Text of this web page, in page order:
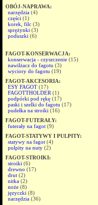
OBÓJ-NAPRAWA:
narzędzia (4)
części (1)
korek, filc (3)
sprężynki (3)
poduszki (6)
FAGOT-KONSERWACJA:
konserwacja - czyszczenie (15)
nawilżacz do fagotu (3)
wyciory do fagotu (19)
FAGOT-AKCESORIA:
ESY FAGOT (17)
FAGOTTHOLDER (1)
podpórki pod rękę (17)
paski i szelki do fagotu (17)
pudełka na stroiki (16)
FAGOT-FUTERAŁY:
futerały na fagot (9)
FAGOT-STATYWY I PULPITY:
statywy na fagot (4)
pulpity na nuty (2)
FAGOT-STROIKI:
stroiki (6)
drewno (17)
drut (2)
nitka (2)
noże (8)
języczki (8)
narzędzia (36)